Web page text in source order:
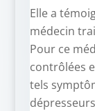
Elle a
médecin
Pour ce
contrôlées
tels